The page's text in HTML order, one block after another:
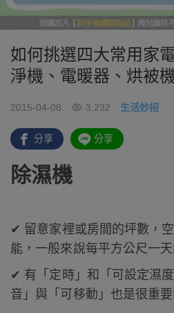
如何挑選四大常用家
淨機、電暖器、烘被
2015-04-08 3,232 生活妙招
分享 分享
除濕機
✔ 留意家裡或房間的坪數，
能，一般來說每平方公尺一
✔ 有「定時」和「可設定濕
音」與「可移動」也是很重要